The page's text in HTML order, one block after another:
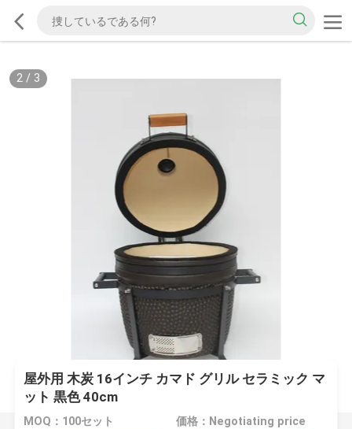
2/ 3
屋外用 木炭 16インチ カマド グリル セラミック マ
ット 黒色 40cm
MOQ：100セット 価格：Negotiating price